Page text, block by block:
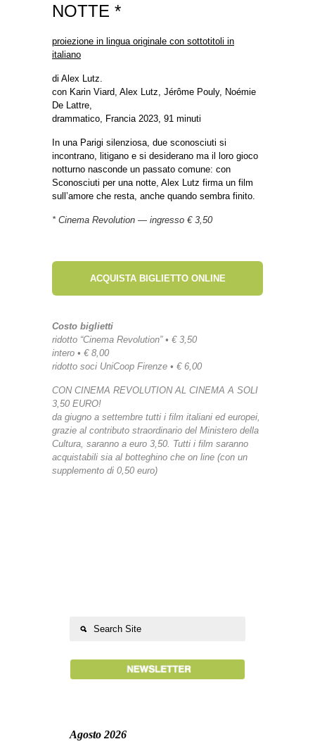
NOTTE *
proiezione in lingua originale con sottotitoli in
italiano
di Alex Lutz.
con Karin Viard, Alex Lutz, Jérôme Pouly, Noémie
De Lattre,
drammatico, Francia 2023, 91 minuti
In una Parigi silenziosa, due sconosciuti si
incontrano, litigano e si desiderano ma il loro gioco
notturno nasconde un passato comune: con
Sconosciuti per una notte, Alex Lutz firma un film
sull’amore che resta, anche quando sembra finito.
* Cinema Revolution — ingresso € 3,50
ACQUISTA BIGLIETTO ONLINE
Costo biglietti
ridotto “Cinema Revolution” • € 3,50
intero • € 8,00
ridotto soci UniCoop Firenze • € 6,00
CON CINEMA REVOLUTION AL CINEMA A SOLI
3,50 EURO!
da giugno a settembre tutti i film italiani ed europei,
grazie al contributo straordinario del Ministero della
Cultura, saranno a euro 3,50. Tutti i film saranno
acquistabili sia al botteghino che on line (con un
supplemento di 0,50 euro)
Agosto 2026